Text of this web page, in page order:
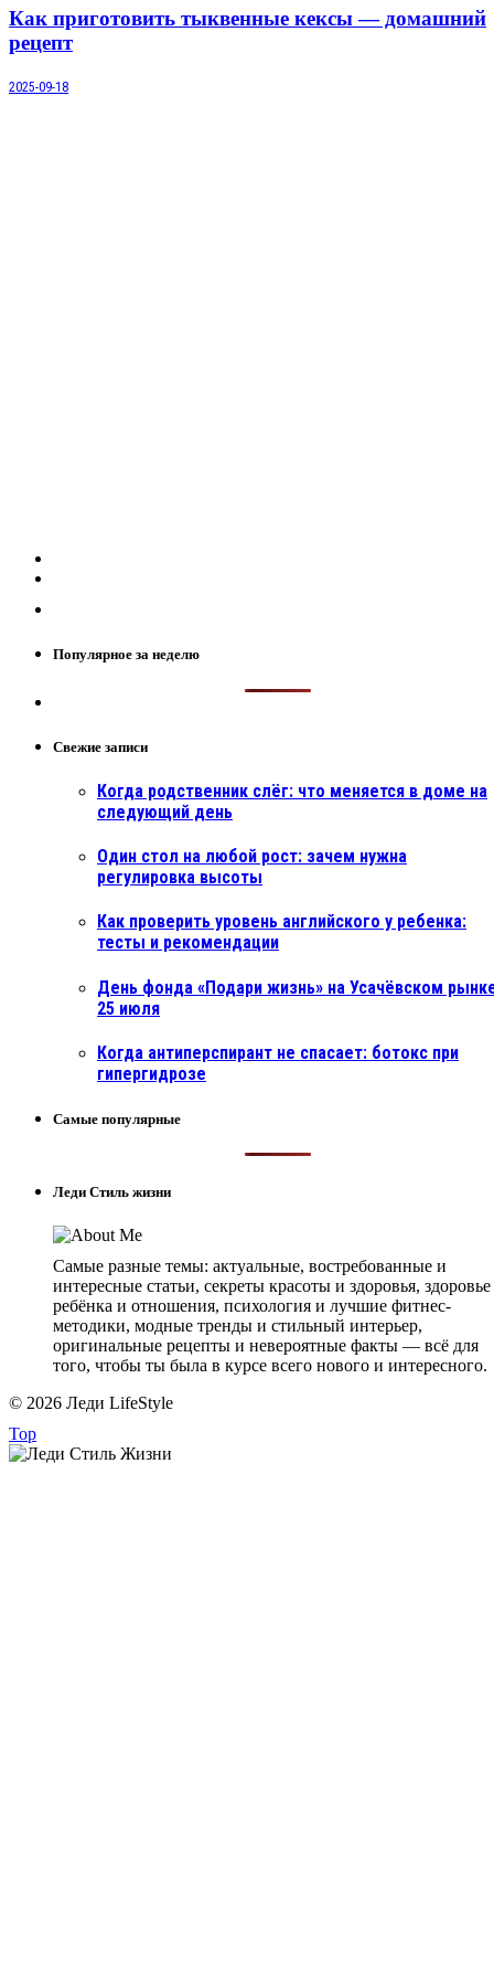
Как приготовить тыквенные кексы — домашний
рецепт
2025-09-18
Популярное за неделю
Свежие записи
Когда родственник слёг: что меняется в доме на
следующий день
Один стол на любой рост: зачем нужна
регулировка высоты
Как проверить уровень английского у ребенка:
тесты и рекомендации
День фонда «Подари жизнь» на Усачёвском
25 июля
Когда антиперспирант не спасает: ботокс при
гипергидрозе
Самые популярные
Леди Стиль жизни
Самые разные темы: актуальные, востребованные и
интересные статьи, секреты красоты и здоровья, здоровье
ребёнка и отношения, психология и лучшие фитнес-
методики, модные тренды и стильный интерьер,
оригинальные рецепты и невероятные факты — всё для
того, чтобы ты была в курсе всего нового и интересного.
© 2026 Леди LifeStyle
Top